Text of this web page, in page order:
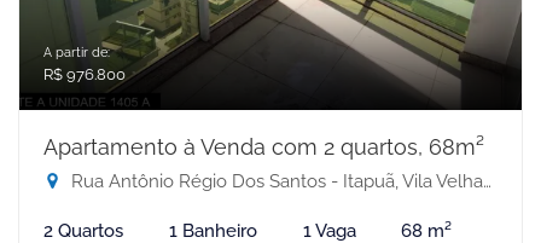
A partir de:
R$ 976.800
Apartamento à Venda com 2 quartos, 68m²
Rua Antônio Régio Dos Santos - Itapuã, Vila Velha-ES
2 Quartos 1 Banheiro 1 Vaga 68 m²